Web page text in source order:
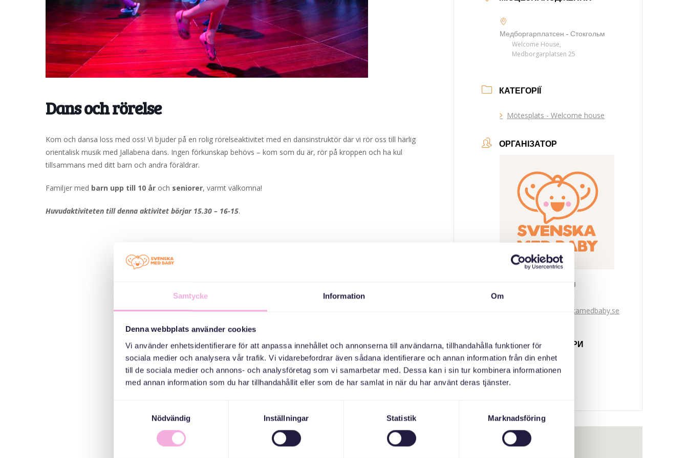
Samtycke Information Om
Denna webbplats använder cookies
Vi använder enhetsidentifierare för att anpassa innehållet och annonserna till användarna, tillhandahålla funktioner för
sociala medier och analysera vår trafik. Vi vidarebefordrar även sådana identifierare och annan information från din enhet
till de sociala medier och annons- och analysföretag som vi samarbetar med. Dessa kan i sin tur kombinera informationen
med annan information som du har tillhandahållit eller som de har samlat in när du har använt deras tjänster.
Nödvändig
Inställningar Statistik Marknadsföring
Dans och rörelse
Kom och dansa loss med oss! Vi bjuder på en rolig rörelseaktivitet med en dansinstruktör där vi rör oss till härlig
orientalisk musik med Jallabena dans. Ingen förkunskap behövs – kom som du är, rör på kroppen och ha kul
tillsammans med ditt barn och andra föräldrar.
Familjer med barn upp till 10 år och seniorer, varmt välkomna!
Huvudaktiviteten till denna aktivitet börjar 15.30 – 16-15.
Медборгарплатсен - Стокгольм
Welcome House,
Medborgarplatsen 25
КАТЕГОРІЇ
Mötesplats - Welcome house
ОРГАНІЗАТОР
Svenska med baby
bokningen@svenskamedbaby.se
СПІВОРГАНІЗАТОРИ
Stockholms Stad